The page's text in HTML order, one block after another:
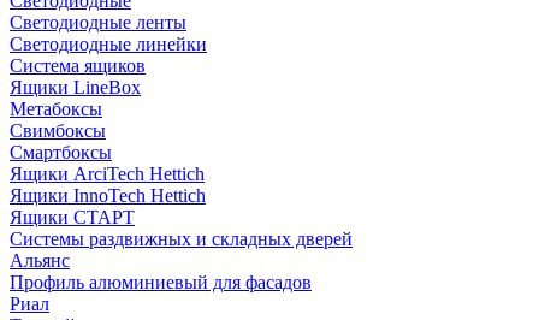
Светодиодные ленты
Светодиодные линейки
Система ящиков
Ящики LineBox
Метабоксы
Свимбоксы
Смартбоксы
Ящики ArciTech Hettich
Ящики InnoTech Hettich
Ящики СТАРТ
Системы раздвижных и складных дверей
Альянс
Профиль алюминиевый для фасадов
Риал